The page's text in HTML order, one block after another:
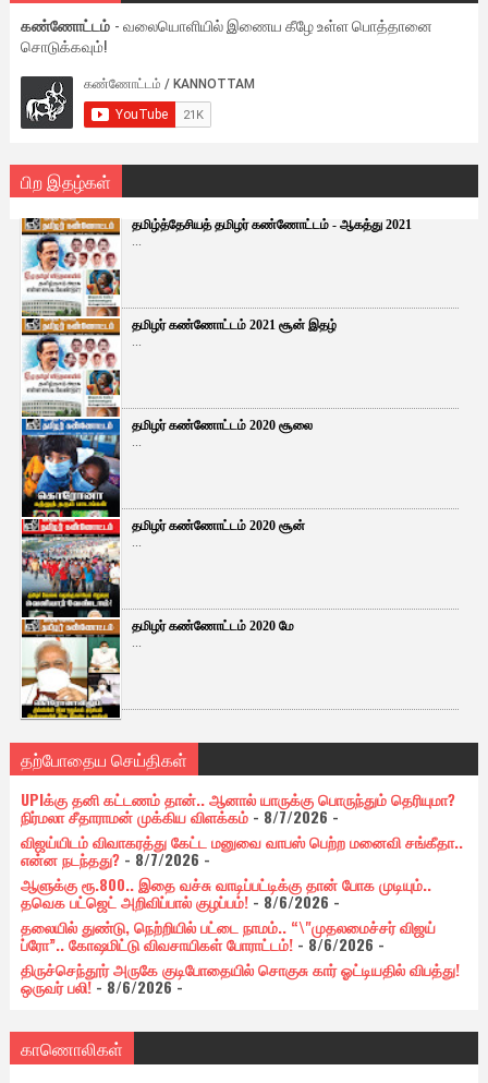
கண்ணோட்டம் - வலையொளியில் இணைய கீழே உள்ள பொத்தானை
சொடுக்கவும்!
பிற இதழ்கள்
தமிழ்த்தேசியத் தமிழர் கண்ணோட்டம் - ஆகத்து 2021
...
தமிழர் கண்ணோட்டம் 2021 சூன் இதழ்
...
தமிழர் கண்ணோட்டம் 2020 சூலை
...
தமிழர் கண்ணோட்டம் 2020 சூன்
...
தமிழர் கண்ணோட்டம் 2020 மே
...
தற்போதைய செய்திகள்
UPIக்கு தனி கட்டணம் தான்.. ஆனால் யாருக்கு பொருந்தும் தெரியுமா?
நிர்மலா சீதாராமன் முக்கிய விளக்கம்- 8/7/2026 -
விஜய்யிடம் விவாகரத்து கேட்ட மனுவை வாபஸ் பெற்ற மனைவி சங்கீதா..
என்ன நடந்தது?- 8/7/2026 -
ஆளுக்கு ரூ.800.. இதை வச்சு வாடிப்பட்டிக்கு தான் போக முடியும்..
தவெக பட்ஜெட் அறிவிப்பால் குழப்பம்!- 8/6/2026 -
தலையில் துண்டு, நெற்றியில் பட்டை நாமம்.. “\"முதலமைச்சர் விஜய்
ப்ரோ”.. கோஷமிட்டு விவசாயிகள் போராட்டம்!- 8/6/2026 -
திருச்செந்தூர் அருகே குடிபோதையில் சொகுசு கார் ஓட்டியதில் விபத்து!
ஒருவர் பலி!- 8/6/2026-
காணொலிகள்